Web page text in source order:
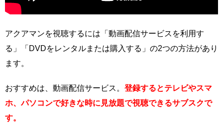
アクアマンを視聴するには「動画配信サービスを利用す
る」「DVDをレンタルまたは購入する」の2つの方法があり
ます。
おすすめは、動画配信サービス。 登録するとテレビやスマ
ホ、パソコンで好きな時に見放題で視聴できるサブスクで
す。